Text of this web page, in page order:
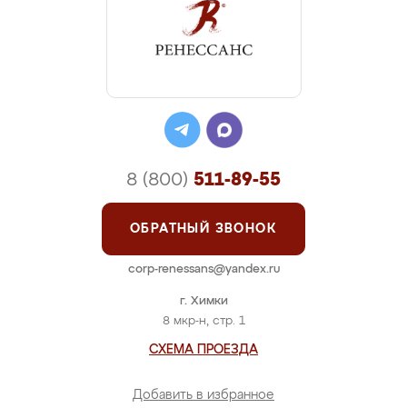
г. Химки
8 мкр-н, стр. 1
СХЕМА ПРОЕЗДА
Добавить в избранное
8 (800) 511-89-55
ОБРАТНЫЙ ЗВОНОК
corp-renessans@yandex.ru